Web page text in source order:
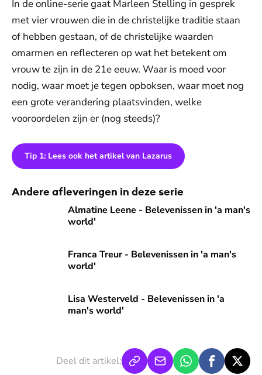
In de online-serie gaat Marleen Stelling in gesprek
met vier vrouwen die in de christelijke traditie staan
of hebben gestaan, of de christelijke waarden
omarmen en reflecteren op wat het betekent om
vrouw te zijn in de 21e eeuw. Waar is moed voor
nodig, waar moet je tegen opboksen, waar moet nog
een grote verandering plaatsvinden, welke
vooroordelen zijn er (nog steeds)?
Tip 1: Lees ook het artikel van Lazarus
Andere afleveringen in deze serie
Almatine Leene - Belevenissen in 'a man's
world'
Almatine Leene - Belevenissen in 'a man's world'
Franca Treur - Belevenissen in 'a man's
world'
Franca Treur - Belevenissen in 'a man's world'
Lisa Westerveld - Belevenissen in 'a
man's world'
Lisa Westerveld - Belevenissen in 'a man's world'
Deel dit artikel: